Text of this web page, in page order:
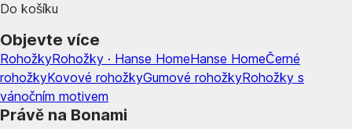
Do košíku
Objevte více
RohožkyRohožky · Hanse HomeHanse HomeČerné
rohožkyKovové rohožkyGumové rohožkyRohožky s
vánočním motivem
Právě na Bonami